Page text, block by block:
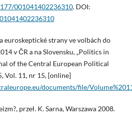
001041402236310. DOI:
euroskeptické strany ve volbách do
v ČR a na Slovensku, „Politics in
of the Central European Political
Vol. 11, nr 15, [online]
documents/file/
przeł. K. Sarna, Warszawa 2008.